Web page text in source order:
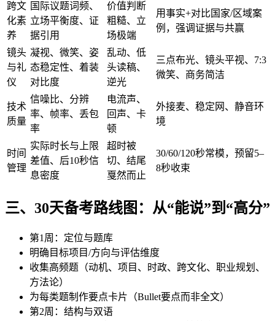
跨文
化素
养
国际议题词频、
立场平衡度、证
据引用
价值判断
粗糙、立
场极端
用事实+对比国家/区域案
例，强调证据与共赢
镜头
与礼
仪
凝视、微笑、姿
态稳定性、着装
对比度
乱动、低
头读稿、
逆光
三点布光、镜头平视、7:3
微笑、商务简洁
技术
质量
信噪比、分辨
率、帧率、丢包
率
电流声、
回声、卡
顿
外接麦、稳定网、静音环
境
时间
管理
实际时长与上限
差值、后10秒信
息密度
超时被
切、结尾
戛然而止
30/60/120秒常模，预留5–
8秒收束
三、30天备考路线图：从“能说”到“高分”
第1周：定位与题库
明确目标项目/方向与评估维度
收集高频题（动机、项目、时政、跨文化、职业规划、
方法论）
为每类题制作要点卡片（Bullet要点而非全文）
第2周：结构与双语